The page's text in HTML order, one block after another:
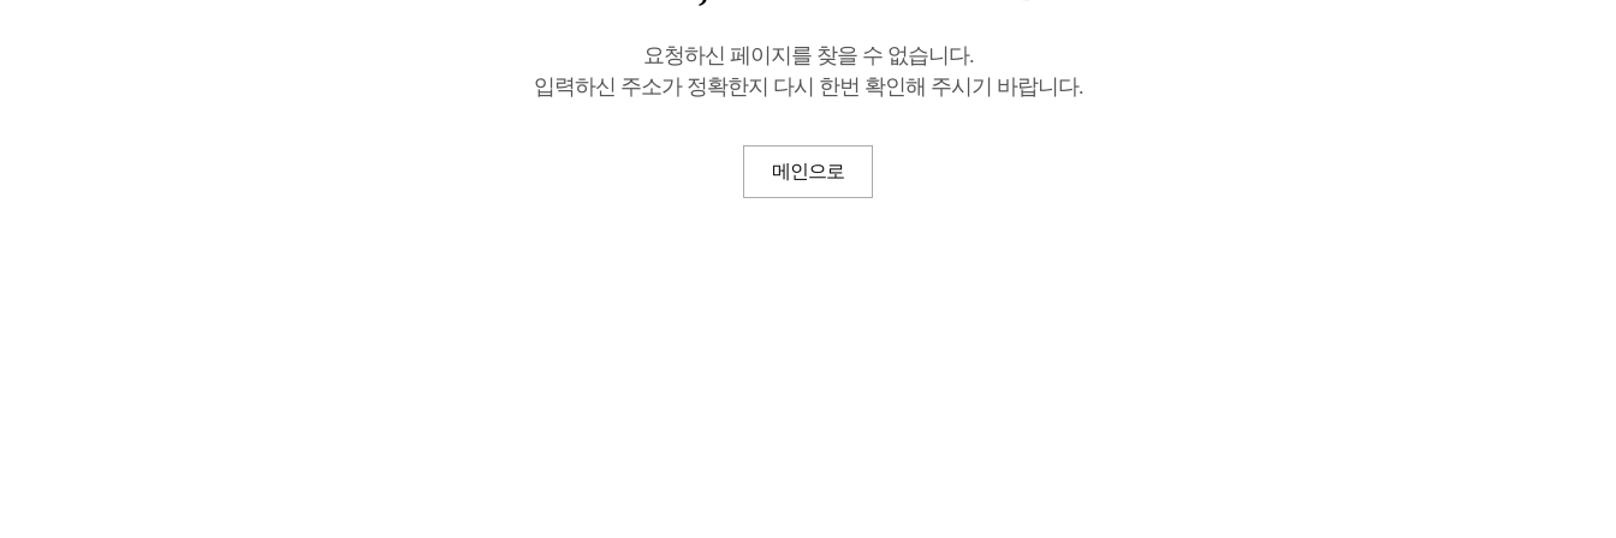
요청하신 페이지를 찾을 수 없습니다.
입력하신 주소가 정확한지 다시 한번 확인해 주시기 바랍니다.
메인으로